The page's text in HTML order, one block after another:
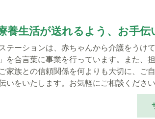
養生活が送れるよう、お手伝
テーションは、赤ちゃんから介護をうけ
を合言葉に事業を行っています。また、
家族との信頼関係を何よりも大切に、ご
いをいたします。お気軽にご相談ください